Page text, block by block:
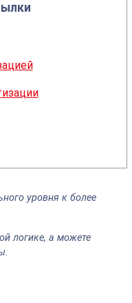
уровня к более
логике, а можете